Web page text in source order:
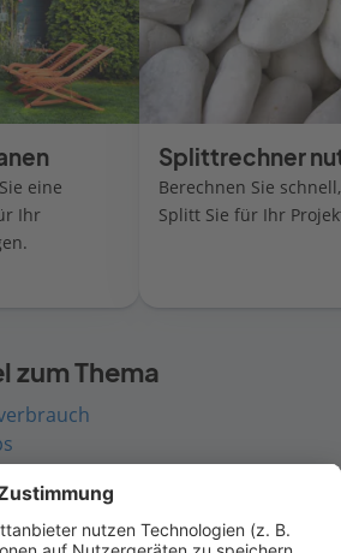
eine
Ihr
Splittrechner
Berechnen Sie
Splitt Sie für Ihr
zum Thema
Tipps
Tipps